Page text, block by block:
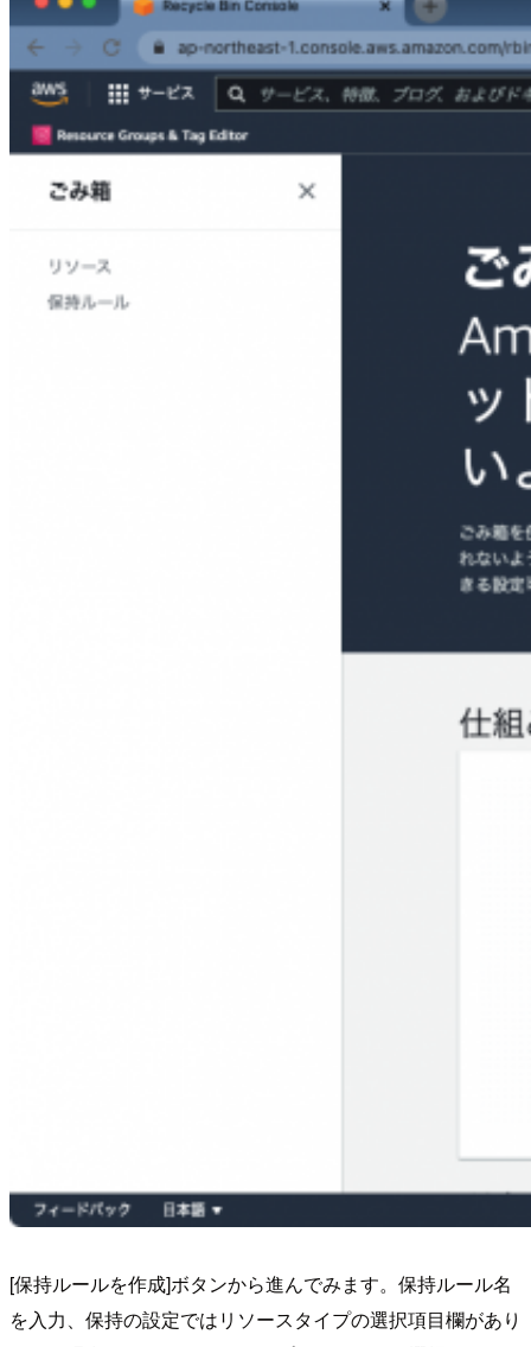
[保持ルールを作成]ボタンから進んでみます。保持ルール名
を入力、保持の設定ではリソースタイプの選択項目欄があり